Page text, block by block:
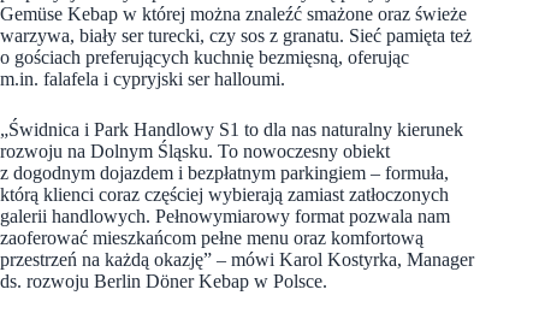
Gemüse Kebap w której można znaleźć smażone oraz świeże
warzywa, biały ser turecki, czy sos z granatu. Sieć pamięta też
o gościach preferujących kuchnię bezmięsną, oferując
m.in. falafela i cypryjski ser halloumi.
„Świdnica i Park Handlowy S1 to dla nas naturalny kierunek
rozwoju na Dolnym Śląsku. To nowoczesny obiekt
z dogodnym dojazdem i bezpłatnym parkingiem – formuła,
którą klienci coraz częściej wybierają zamiast zatłoczonych
galerii handlowych. Pełnowymiarowy format pozwala nam
zaoferować mieszkańcom pełne menu oraz komfortową
przestrzeń na każdą okazję” – mówi Karol Kostyrka, Manager
ds. rozwoju Berlin Döner Kebap w Polsce.